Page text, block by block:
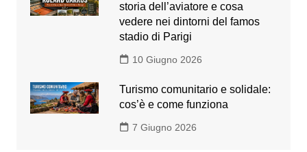
storia dell’aviatore e cosa
vedere nei dintorni del famos
stadio di Parigi
10 Giugno 2026
Turismo comunitario e solidale:
cos’è e come funziona
7 Giugno 2026